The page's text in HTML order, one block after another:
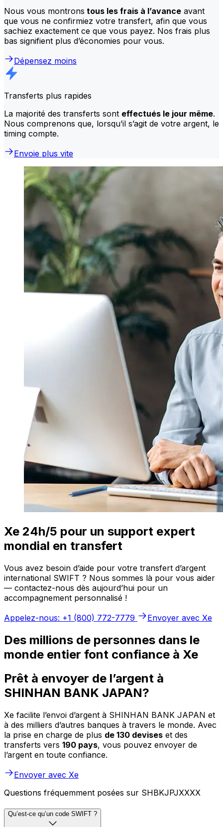
Nous vous montrons tous les frais à l’avance avant
que vous ne confirmiez votre transfert, afin que vous
sachiez exactement ce que vous payez. Nos frais plus
bas signifient plus d’économies pour vous.
Dépensez moins
Transferts plus rapides
La majorité des transferts sont effectués le jour même.
Nous comprenons que, lorsqu’il s’agit de votre argent, le
timing compte.
Envoie plus vite
Xe 24h/5 pour un support expert
mondial en transfert
Vous avez besoin d’aide pour votre transfert d’argent
international SWIFT ? Nous sommes là pour vous aider
— contactez-nous dès aujourd’hui pour un
accompagnement personnalisé !
Appelez-nous: +1 (800) 772-7779
Envoyer avec Xe
Des millions de personnes dans le
monde entier font confiance à Xe
Prêt à envoyer de l’argent à
SHINHAN BANK JAPAN?
Xe facilite l’envoi d’argent à SHINHAN BANK JAPAN et
à des milliers d’autres banques à travers le monde. Avec
la prise en charge de plus de 130 devises et des
transferts vers 190 pays, vous pouvez envoyer de
l’argent en toute confiance.
Envoyer avec Xe
Questions fréquemment posées sur SHBKJPJXXXX
Qu’est-ce qu’un code SWIFT ?